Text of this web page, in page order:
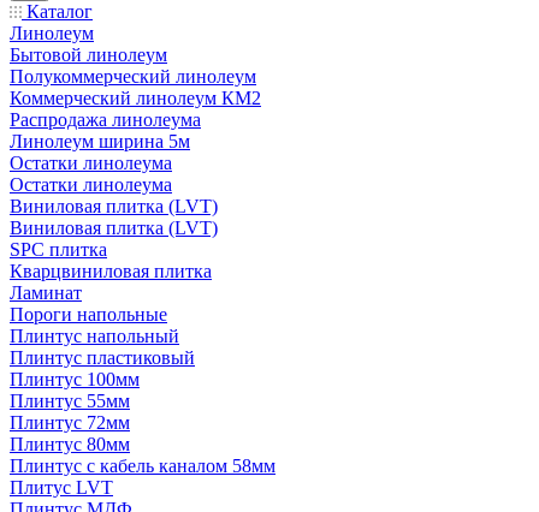
Каталог
Линолеум
Бытовой линолеум
Полукоммерческий линолеум
Коммерческий линолеум КМ2
Распродажа линолеума
Линолеум ширина 5м
Остатки линолеума
Остатки линолеума
Виниловая плитка (LVT)
Виниловая плитка (LVT)
SPC плитка
Кварцвиниловая плитка
Ламинат
Пороги напольные
Плинтус напольный
Плинтус пластиковый
Плинтус 100мм
Плинтус 55мм
Плинтус 72мм
Плинтус 80мм
Плинтус с кабель каналом 58мм
Плитус LVT